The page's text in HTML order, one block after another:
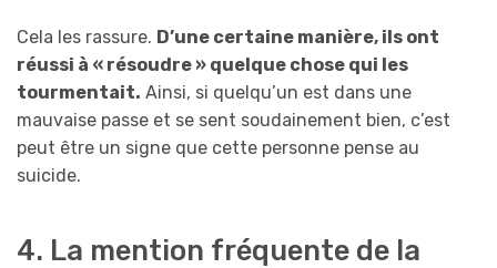
Cela les rassure. D’une certaine manière, ils ont
réussi à « résoudre » quelque chose qui les
tourmentait. Ainsi, si quelqu’un est dans une
mauvaise passe et se sent soudainement bien, c’est
peut être un signe que cette personne pense au
suicide.
4. La mention fréquente de la